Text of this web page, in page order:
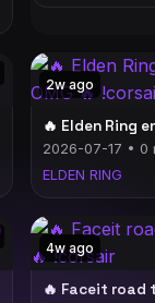
2w ago
2026-07-17 • 0
ELDEN RING
4w ago